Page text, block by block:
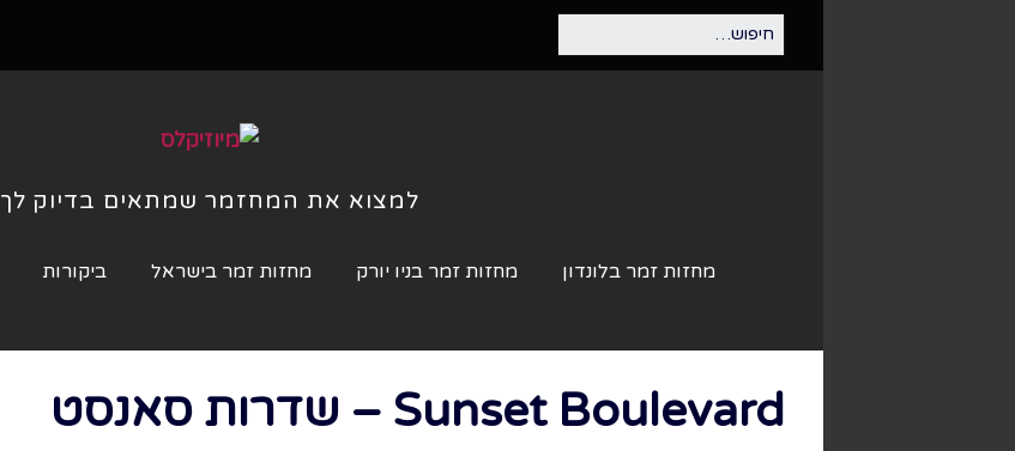
למצוא את המחזמר שמתאים בדיוק לך
מחזות זמר בלונדון מחזות זמר בניו יורק מחזות זמר בישראל ביקורות
Sunset Boulevard – שדרות סאנסט